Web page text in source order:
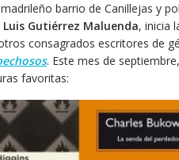
barrio de Canillejas y
Luis Gutiérrez Maluenda, inicia
consagrados escritores de
. Este mes de
favoritas: